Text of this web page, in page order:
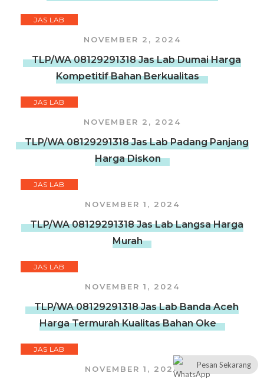
JAS LAB
NOVEMBER 2, 2024
TLP/WA 08129291318 Jas Lab Dumai Harga
Kompetitif Bahan Berkualitas
JAS LAB
NOVEMBER 2, 2024
TLP/WA 08129291318 Jas Lab Padang Panjang
Harga Diskon
JAS LAB
NOVEMBER 1, 2024
TLP/WA 08129291318 Jas Lab Langsa Harga
Murah
JAS LAB
NOVEMBER 1, 2024
TLP/WA 08129291318 Jas Lab Banda Aceh
Harga Termurah Kualitas Bahan Oke
JAS LAB
NOVEMBER 1, 2024 Pesan Sekarang